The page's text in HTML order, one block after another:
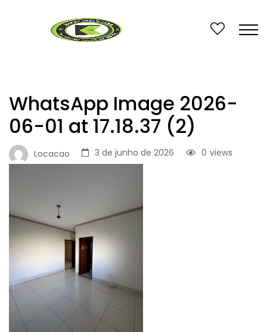
WhatsApp Image 2026-
06-01 at 17.18.37 (2)
Locacao 3 de junho de 2026 views
0